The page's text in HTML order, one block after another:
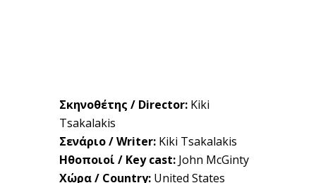
Σκηνοθέτης / Director: Kiki
Tsakalakis
Σενάριο / Writer: Kiki Tsakalakis
Ηθοποιοί / Key cast: John McGinty
Χώρα / Country: United States